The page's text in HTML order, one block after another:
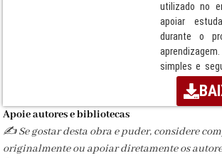
utilizado no
apoiar
durante o
simples e
imediato
responsável:
ensino
Sistema
Apoie autores e bibliotecas
✍️ Se gostar desta obra e puder, considere
originalmente ou apoiar diretamente os